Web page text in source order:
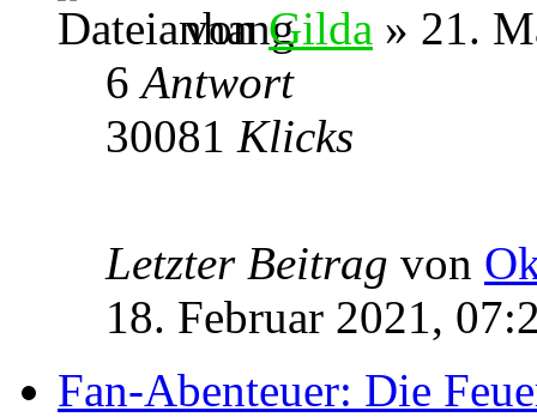
vonGilda » 21.
6Antwort
30081 Klicks
Letzter Beitrag von
18. Februar 2021,
Fan-Abenteuer: Die